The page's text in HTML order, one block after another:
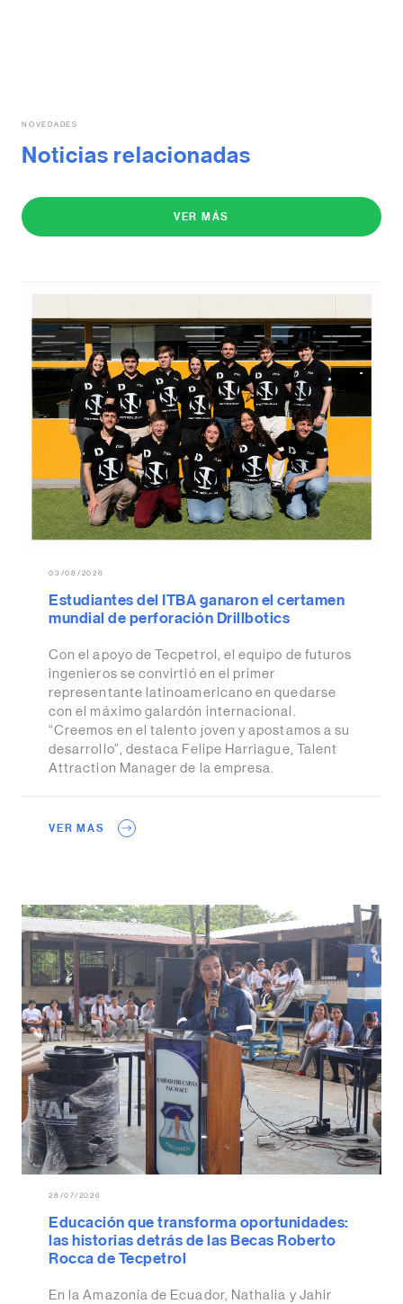
NOVEDADES
Noticias relacionadas
VER MÁS
03/08/2026
Estudiantes del ITBA ganaron el certamen
mundial de perforación Drillbotics
Con el apoyo de Tecpetrol, el equipo de futuros
ingenieros se convirtió en el primer
representante latinoamericano en quedarse
con el máximo galardón internacional.
“Creemos en el talento joven y apostamos a su
desarrollo”, destaca Felipe Harriague, Talent
Attraction Manager de la empresa.
VER MAS
28/07/2026
Educación que transforma oportunidades:
las historias detrás de las Becas Roberto
Rocca de Tecpetrol
En la Amazonía de Ecuador, Nathalia y Jahir